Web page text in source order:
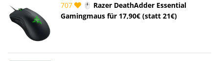
707
🖱️ Razer DeathAdder Essential
Gamingmaus für 17,90€ (statt 21€)